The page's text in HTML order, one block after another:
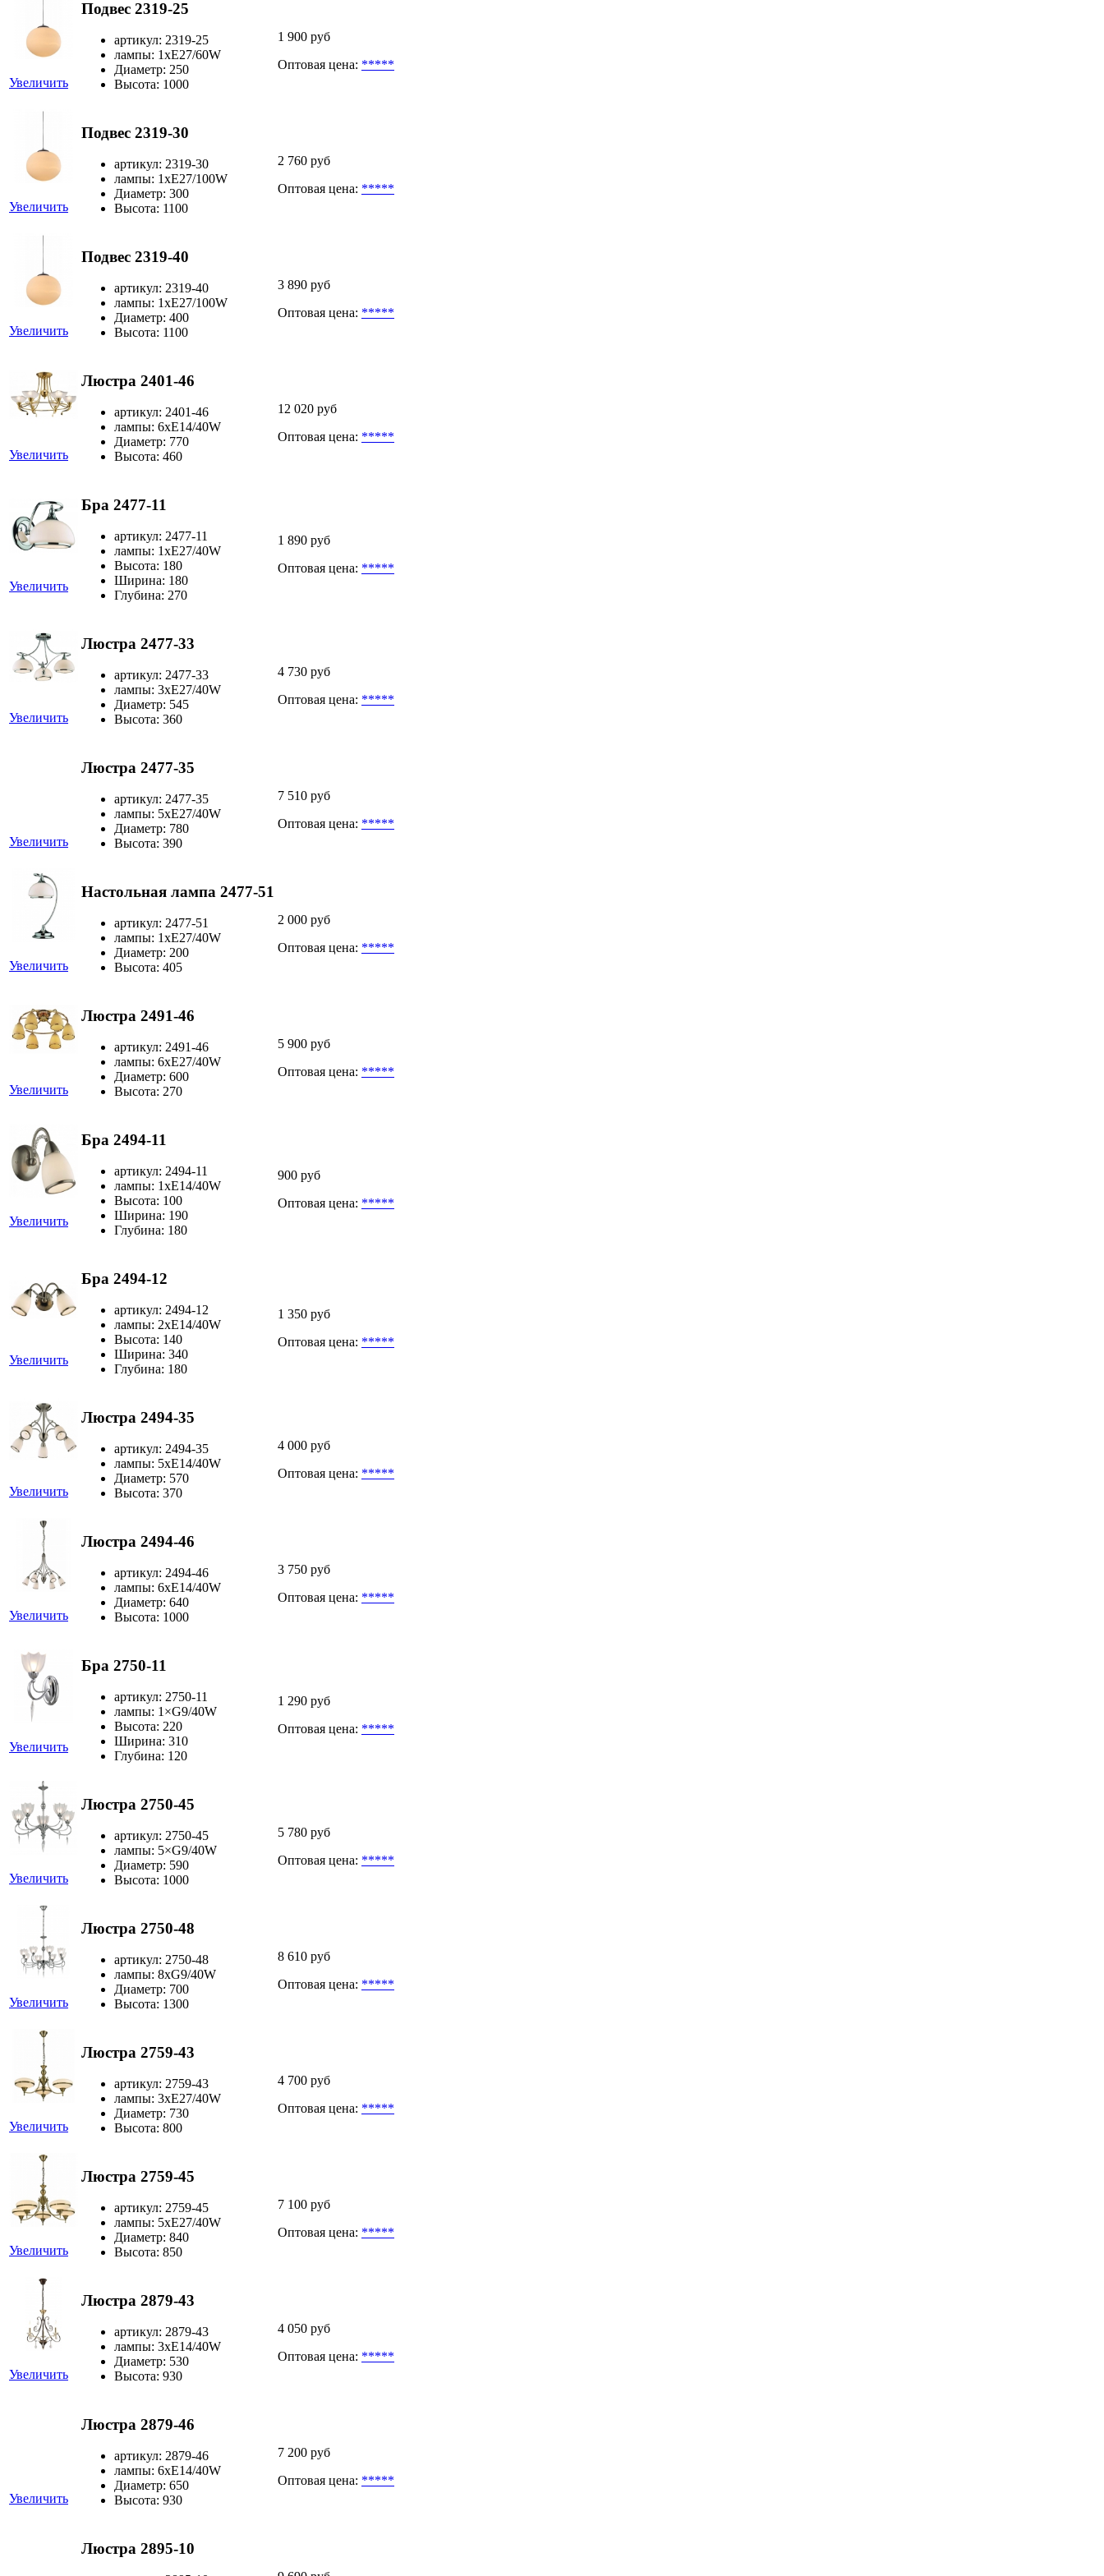
Увеличить
Подвес 2319-25
артикул: 2319-25
лампы: 1хЕ27/60W
Диаметр: 250
Высота: 1000
1 900 руб
Оптовая цена: *****
Увеличить
Подвес 2319-30
артикул: 2319-30
лампы: 1хЕ27/100W
Диаметр: 300
Высота: 1100
2 760 руб
Оптовая цена: *****
Увеличить
Подвес 2319-40
артикул: 2319-40
лампы: 1хЕ27/100W
Диаметр: 400
Высота: 1100
3 890 руб
Оптовая цена: *****
Увеличить
Люстра 2401-46
артикул: 2401-46
лампы: 6хЕ14/40W
Диаметр: 770
Высота: 460
12 020 руб
Оптовая цена: *****
Увеличить
Бра 2477-11
артикул: 2477-11
лампы: 1хЕ27/40W
Высота: 180
Ширина: 180
Глубина: 270
1 890 руб
Оптовая цена: *****
Увеличить
Люстра 2477-33
артикул: 2477-33
лампы: 3хЕ27/40W
Диаметр: 545
Высота: 360
4 730 руб
Оптовая цена: *****
Увеличить
Люстра 2477-35
артикул: 2477-35
лампы: 5хЕ27/40W
Диаметр: 780
Высота: 390
7 510 руб
Оптовая цена: *****
Увеличить
Настольная лампа 2477-51
артикул: 2477-51
лампы: 1хЕ27/40W
Диаметр: 200
Высота: 405
2 000 руб
Оптовая цена: *****
Увеличить
Люстра 2491-46
артикул: 2491-46
лампы: 6хЕ27/40W
Диаметр: 600
Высота: 270
5 900 руб
Оптовая цена: *****
Увеличить
Бра 2494-11
артикул: 2494-11
лампы: 1хЕ14/40W
Высота: 100
Ширина: 190
Глубина: 180
900 руб
Оптовая цена: *****
Увеличить
Бра 2494-12
артикул: 2494-12
лампы: 2хЕ14/40W
Высота: 140
Ширина: 340
Глубина: 180
1 350 руб
Оптовая цена: *****
Увеличить
Люстра 2494-35
артикул: 2494-35
лампы: 5хЕ14/40W
Диаметр: 570
Высота: 370
4 000 руб
Оптовая цена: *****
Увеличить
Люстра 2494-46
артикул: 2494-46
лампы: 6хЕ14/40W
Диаметр: 640
Высота: 1000
3 750 руб
Оптовая цена: *****
Увеличить
Бра 2750-11
артикул: 2750-11
лампы: 1×G9/40W
Высота: 220
Ширина: 310
Глубина: 120
1 290 руб
Оптовая цена: *****
Увеличить
Люстра 2750-45
артикул: 2750-45
лампы: 5×G9/40W
Диаметр: 590
Высота: 1000
5 780 руб
Оптовая цена: *****
Увеличить
Люстра 2750-48
артикул: 2750-48
лампы: 8хG9/40W
Диаметр: 700
Высота: 1300
8 610 руб
Оптовая цена: *****
Увеличить
Люстра 2759-43
артикул: 2759-43
лампы: 3хЕ27/40W
Диаметр: 730
Высота: 800
4 700 руб
Оптовая цена: *****
Увеличить
Люстра 2759-45
артикул: 2759-45
лампы: 5хЕ27/40W
Диаметр: 840
Высота: 850
7 100 руб
Оптовая цена: *****
Увеличить
Люстра 2879-43
артикул: 2879-43
лампы: 3хЕ14/40W
Диаметр: 530
Высота: 930
4 050 руб
Оптовая цена: *****
Увеличить
Люстра 2879-46
артикул: 2879-46
лампы: 6хЕ14/40W
Диаметр: 650
Высота: 930
7 200 руб
Оптовая цена: *****
Люстра 2895-10